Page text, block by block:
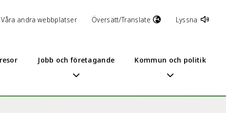
Våra andra webbplatser Översätt/Translate Lyssna
Jobb och företagande Kommun och politik